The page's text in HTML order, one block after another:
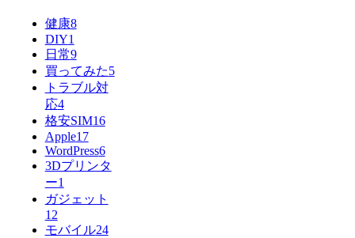
健康8
DIY1
日常9
買ってみた5
トラブル対
応4
格安SIM16
Apple17
WordPress6
3Dプリンタ
ー1
ガジェット
12
モバイル24